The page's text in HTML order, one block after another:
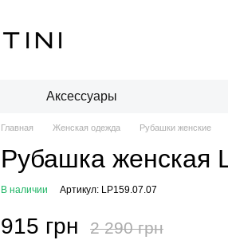
Аксессуары
Главная Женская одежда Рубашки женские
Рубашка женская
В наличии Артикул: LP159.07.07
915 грн 2 290 грн